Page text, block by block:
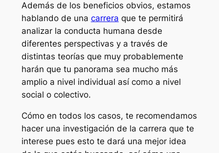
Además de los beneficios obvios, estamos
hablando de una carrera que te permitirá
analizar la conducta humana desde
diferentes perspectivas y a través de
distintas teorías que muy probablemente
harán que tu panorama sea mucho más
amplio a nivel individual así como a nivel
social o colectivo.
Cómo en todos los casos, te recomendamos
hacer una investigación de la carrera que te
interese pues esto te dará una mejor idea